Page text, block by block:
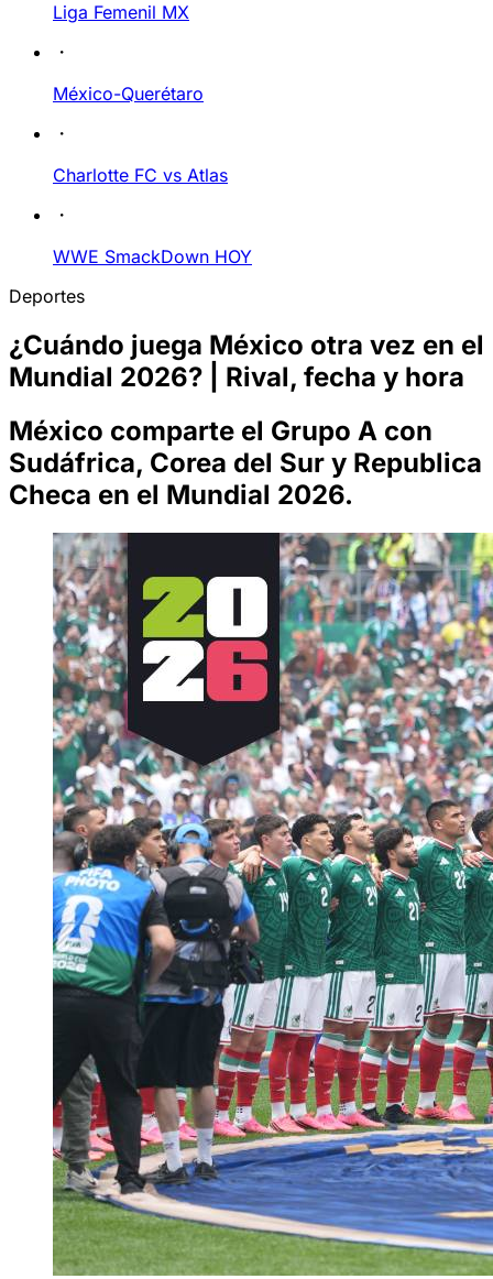
Liga Femenil MX
México-Querétaro
Charlotte FC vs Atlas
WWE SmackDown HOY
Deportes
¿Cuándo juega México otra vez en el
Mundial 2026? | Rival, fecha y hora
México comparte el Grupo A con
Sudáfrica, Corea del Sur y Republica
Checa en el Mundial 2026.